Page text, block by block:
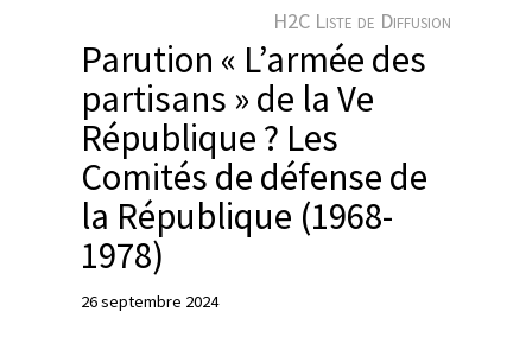
H2C Liste de Diffusion
Parution « L’armée des
partisans » de la Ve
République ? Les
Comités de défense de
la République (1968-
1978)
26 septembre 2024